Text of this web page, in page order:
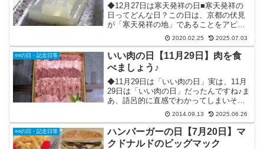
◆12月27日は寒天発祥の日■寒天発祥の
日ってどんな日？この日は、京都の伏見
が「寒天発祥の地」であることをアピー
ルすることと、寒天の良さを全国に広め
ることを目的として作られた記念日で
す。関連の記念日として、「寒天の日」
(2月16日)がありま...
2020.02.25 2025.07.03
○○の日・記念日等
いい肉の日【11月29日】肉を食
べましょう♪
◆11月29日は「いい肉の日」実は、11月
29日は「いい肉の日」だったんですね♪ま
あ、語呂的に直感でわかってしまいそう
ですが。(笑)いい肉の日は、日本記念日協
会に登録されている、正式な記念日で
す。牛肉はもちろんのこと、豚肉、鶏肉
など、肉は美...
2014.09.13 2025.06.26
○○の日・記念日等
ハンバーガーの日【7月20日】マ
クドナルドのビッグマック